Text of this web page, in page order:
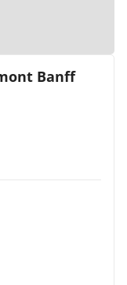
Banff